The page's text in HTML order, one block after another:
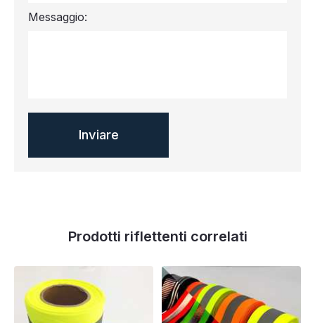
Messaggio:
Prodotti riflettenti correlati